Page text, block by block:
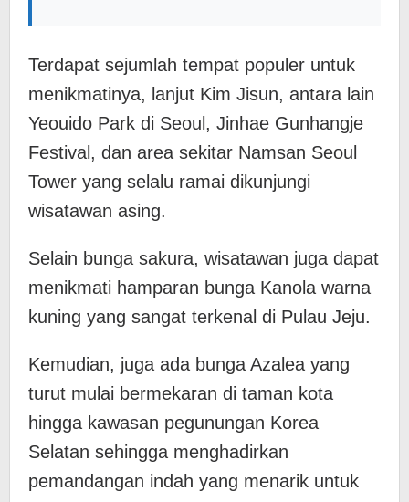
Terdapat sejumlah tempat populer untuk
menikmatinya, lanjut Kim Jisun, antara lain
Yeouido Park di Seoul, Jinhae Gunhangje
Festival, dan area sekitar Namsan Seoul
Tower yang selalu ramai dikunjungi
wisatawan asing.
Selain bunga sakura, wisatawan juga dapat
menikmati hamparan bunga Kanola warna
kuning yang sangat terkenal di Pulau Jeju.
Kemudian, juga ada bunga Azalea yang
turut mulai bermekaran di taman kota
hingga kawasan pegunungan Korea
Selatan sehingga menghadirkan
pemandangan indah yang menarik untuk